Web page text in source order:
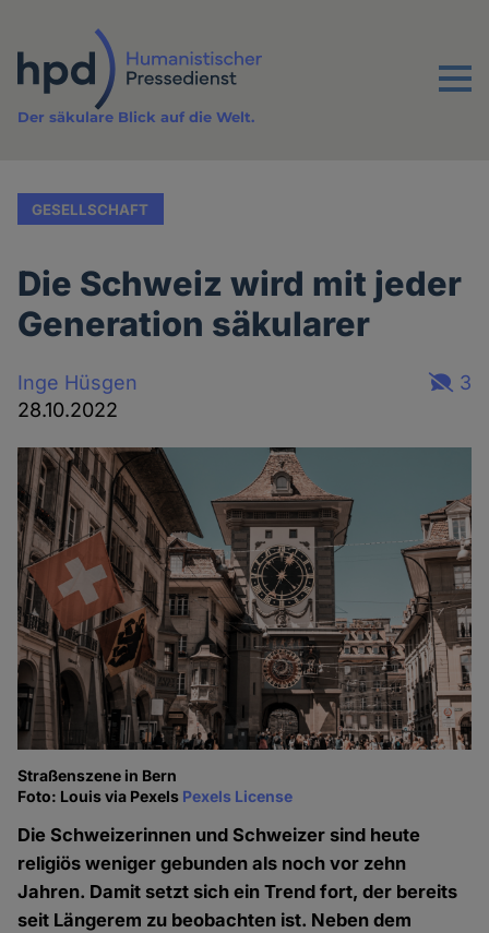
Inhalt
Menu
Der säkulare Blick auf die Welt.
GESELLSCHAFT
Die Schweiz wird mit jeder
Generation säkularer
Inge Hüsgen
28.10.2022
3
Straßenszene in Bern
Foto: Louis via Pexels Pexels License
Die Schweizerinnen und Schweizer sind heute
religiös weniger gebunden als noch vor zehn
Jahren. Damit setzt sich ein Trend fort, der bereits
seit Längerem zu beobachten ist. Neben dem